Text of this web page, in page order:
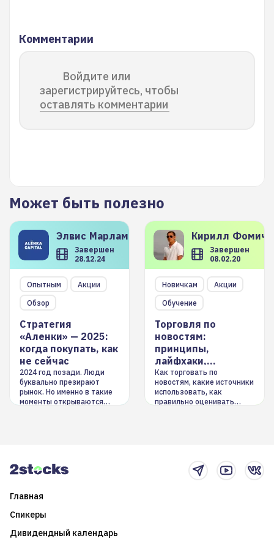
Комментарии
Войдите или
зарегистрируйтесь, чтобы
оставлять комментарии
Может быть полезно
Элвис Марламов
Завершен
28.12.24
Опытным
Акции
Обзор
Стратегия
«Аленки» — 2025:
когда покупать, как
не сейчас
2024 год позади. Люди
буквально презирают
рынок. Но именно в такие
моменты открываются
Кирилл
Завершен
08.02.20
Новичкам
Акции
Обучение
Торговля по
новостям:
принципы,
лайфхаки,
инструменты
Как торговать по
новостям, какие источники
использовать, как
правильно оценивать
Главная
Спикеры
Дивидендный календарь